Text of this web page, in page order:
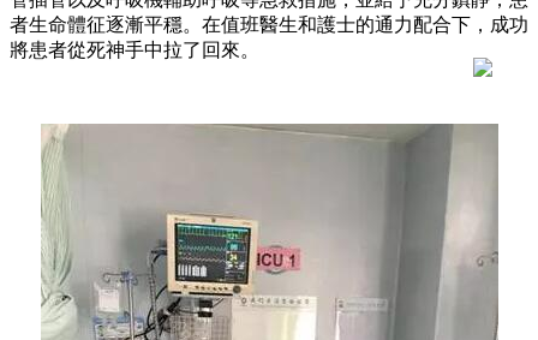
者生命體征逐漸平穩。在值班醫生和護士的通力配合下，成功
將患者從死神手中拉了回來。